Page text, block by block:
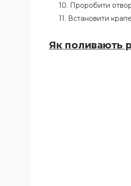
Проробити
Встановити
Як поливають